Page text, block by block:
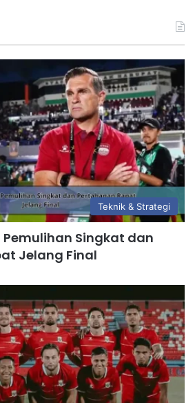
Teknik & Strategi
Pemulihan Singkat dan
Jelang Final